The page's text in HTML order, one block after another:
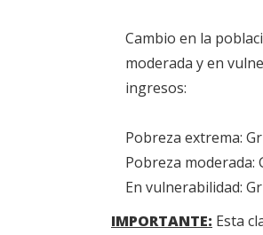
Cambio en la
moderada y en
ingresos:
Pobreza extrema:
Pobreza moderada:
En vulnerabilidad:
IMPORTANTE: Esta